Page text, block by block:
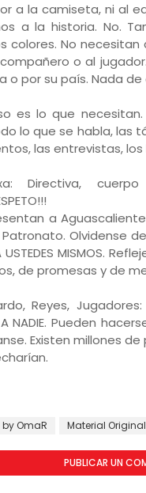
a la camiseta, ni al
a la historia. No.
colores. No necesitan
o al
o por su país. Nada de
es lo que
lo que se habla, las
las entrevistas, los
Directiva, cuerpo
a
Olvidense
MISMOS.
de promesas y de
Reyes,
A NADIE. Pueden
Existen millones
by OmaR Material Original
PUBLICAR UN